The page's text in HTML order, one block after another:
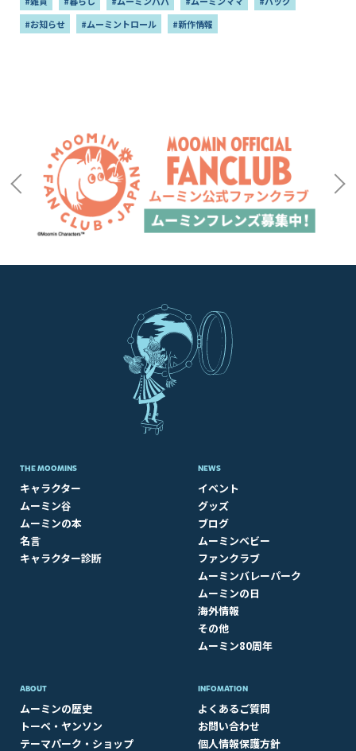
#お知らせ
#ムーミントロール #新作情報
THE MOOMINS
キャラクター
ムーミン谷
ムーミンの本
名言
キャラクター診断
NEWS
イベント
グッズ
ブログ
ムーミンベビー
ファンクラブ
ムーミンバレーパーク
ムーミンの日
海外情報
その他
ムーミン80周年
ABOUT​
ムーミンの歴史
トーベ・ヤンソン
テーマパーク・ショップ
INFOMATION
よくあるご質問
お問い合わせ
個人情報保護方針